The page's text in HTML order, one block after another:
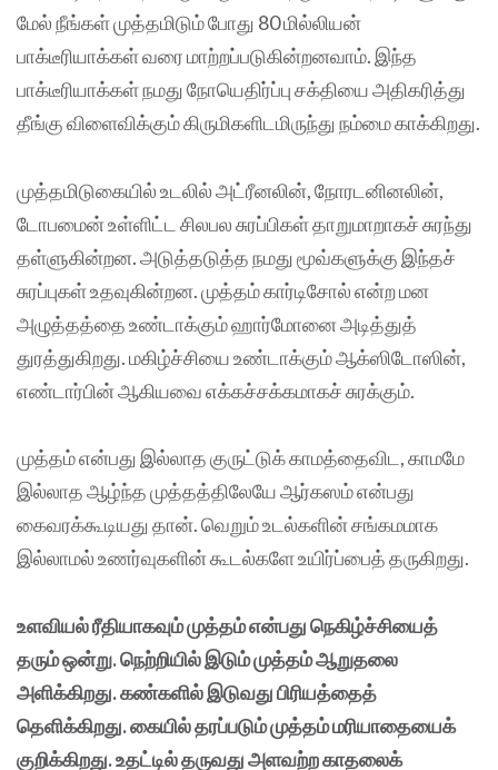
மேல் நீங்கள் முத்தமிடும் போது 80 மில்லியன்
பாக்டீரியாக்கள் வரை மாற்றப்படுகின்றனவாம். இந்த
பாக்டீரியாக்கள் நமது நோயெதிர்ப்பு சக்தியை அதிகரித்து
தீங்கு விளைவிக்கும் கிருமிகளிடமிருந்து நம்மை காக்கிறது.
முத்தமிடுகையில் உடலில் அட்ரீனலின், நோரடனினலின்,
டோபமைன் உள்ளிட்ட சிலபல சுரப்பிகள் தாறுமாறாகச் சுரந்து
தள்ளுகின்றன. அடுத்தடுத்த நமது மூவ்களுக்கு இந்தச்
சுரப்புகள் உதவுகின்றன. முத்தம் கார்டிசோல் என்ற மன
அழுத்தத்தை உண்டாக்கும் ஹார்மோனை அடித்துத்
துரத்துகிறது. மகிழ்ச்சியை உண்டாக்கும் ஆக்ஸிடோஸின்,
எண்டார்பின் ஆகியவை எக்கச்சக்கமாகச் சுரக்கும்.
முத்தம் என்பது இல்லாத குருட்டுக் காமத்தைவிட, காமமே
இல்லாத ஆழ்ந்த முத்தத்திலேயே ஆர்கஸம் என்பது
கைவரக்கூடியது தான். வெறும் உடல்களின் சங்கமமாக
இல்லாமல் உணர்வுகளின் கூடல்களே உயிர்ப்பைத் தருகிறது.
உளவியல் ரீதியாகவும் முத்தம் என்பது நெகிழ்ச்சியைத்
தரும் ஒன்று. நெற்றியில் இடும் முத்தம் ஆறுதலை
அளிக்கிறது. கண்களில் இடுவது பிரியத்தைத்
தெளிக்கிறது. கையில் தரப்படும் முத்தம் மரியாதையைக்
குறிக்கிறது. உதட்டில் தருவது அளவற்ற காதலைக்